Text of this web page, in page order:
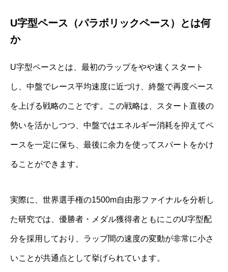
U字型ペース（パラボリックペース）とは何
か
U字型ペースとは、最初のラップをやや速くスタート
し、中盤でレース平均速度に近づけ、終盤で再度ペース
を上げる戦略のことです。この戦略は、スタート直後の
勢いを活かしつつ、中盤ではエネルギー消耗を抑えてペ
ースを一定に保ち、最後に余力を使ってスパートをかけ
ることができます。
実際に、世界選手権の1500m自由形ファイナルを分析し
た研究では、優勝者・メダル獲得者ともにこのU字型配
分を採用しており、ラップ間の速度の変動が非常に小さ
いことが共通点として挙げられています。